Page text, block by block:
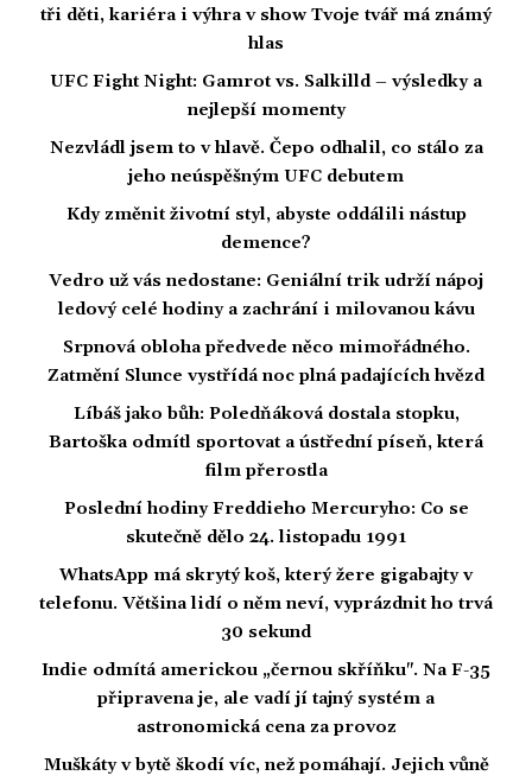
tři děti, kariéra i výhra v show Tvoje tvář má známý
hlas
UFC Fight Night: Gamrot vs. Salkilld – výsledky a
nejlepší momenty
Nezvládl jsem to v hlavě. Čepo odhalil, co stálo za
jeho neúspěšným UFC debutem
Kdy změnit životní styl, abyste oddálili nástup
demence?
Vedro už vás nedostane: Geniální trik udrží nápoj
ledový celé hodiny a zachrání i milovanou kávu
Srpnová obloha předvede něco mimořádného.
Zatmění Slunce vystřídá noc plná padajících hvězd
Líbáš jako bůh: Poledňáková dostala stopku,
Bartoška odmítl sportovat a ústřední píseň, která
film přerostla
Poslední hodiny Freddieho Mercuryho: Co se
skutečně dělo 24. listopadu 1991
WhatsApp má skrytý koš, který žere gigabajty v
telefonu. Většina lidí o něm neví, vyprázdnit ho trvá
30 sekund
Indie odmítá americkou „černou skříňku". Na F-35
připravena je, ale vadí jí tajný systém a
astronomická cena za provoz
Muškáty v bytě škodí víc, než pomáhají. Jejich vůně